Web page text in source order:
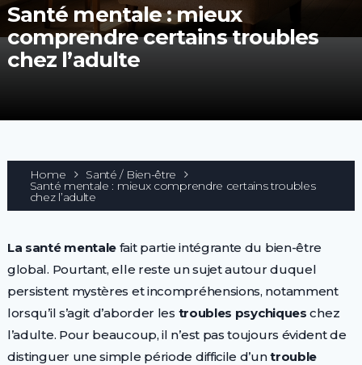
Santé mentale : mieux
comprendre certains troubles
chez l’adulte
Home Santé / Bien-être
Santé mentale : mieux comprendre certains troubles
chez l’adulte
La santé mentale fait partie intégrante du bien-être
global. Pourtant, elle reste un sujet autour duquel
persistent mystères et incompréhensions, notamment
lorsqu’il s’agit d’aborder les troubles psychiques chez
l’adulte. Pour beaucoup, il n’est pas toujours évident de
distinguer une simple période difficile d’untrouble